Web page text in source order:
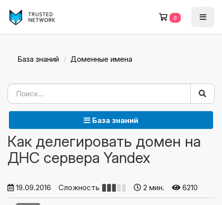
0
База знаний Доменные имена
База знаний
Как делегировать домен на
ДНС сервера Yandex
19.09.2016 Сложность 2 мин. 6210